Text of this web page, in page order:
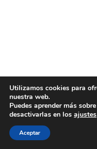
Utilizamos cookies para
nuestra web.
Puedes aprender más
desactivarlas en los ajustes
Aceptar